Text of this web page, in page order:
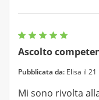
Ascolto
Pubblicata da: Elisa il
Mi sono rivolta